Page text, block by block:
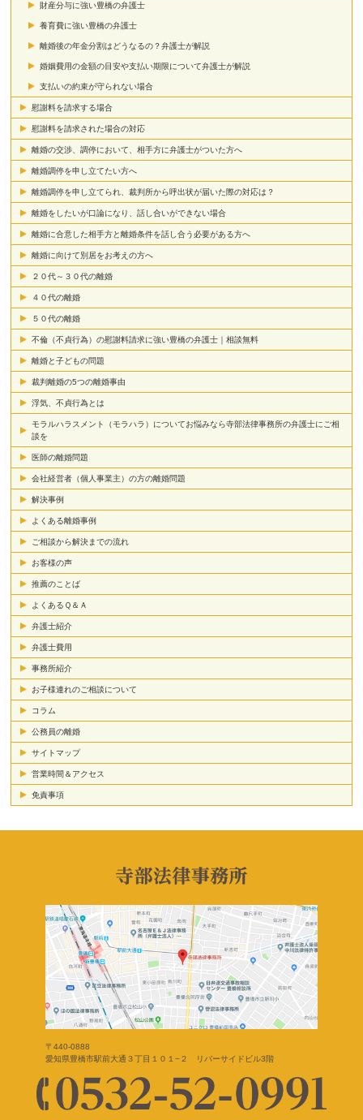
財産分与に強い豊橋の弁護士
養育費に強い豊橋の弁護士
離婚後の年金分割はどうなるの？弁護士が解説
婚姻費用の金額の目安や支払い期限について弁護士が解説
支払いの約束が守られない場合
慰謝料を請求する場合
慰謝料を請求された場合の対応
離婚の交渉、調停において、相手方に弁護士がついた方へ
離婚調停を申し立てたい方へ
離婚調停を申し立てられ、裁判所から呼出状が届いた際の対応は？
離婚をしたいが口論になり、話し合いができない場合
離婚に合意した相手方と離婚条件を話し合う必要がある方へ
離婚に向けて別居をお考えの方へ
２０代～３０代の離婚
４０代の離婚
５０代の離婚
不倫（不貞行為）の慰謝料請求に強い豊橋の弁護士｜相談無料
離婚と子どもの問題
裁判離婚の5つの離婚事由
浮気、不貞行為とは
モラルハラスメント（モラハラ）についてお悩みなら寺部法律事務所の弁護士にご相
談を
医師の離婚問題
会社経営者（個人事業主）の方の離婚問題
解決事例
よくある離婚事例
ご相談から解決までの流れ
お客様の声
推薦のことば
よくあるＱ＆Ａ
弁護士紹介
弁護士費用
事務所紹介
お子様連れのご相談について
コラム
公務員の離婚
サイトマップ
営業時間＆アクセス
免責事項
〒440-0888
愛知県豊橋市駅前大通３丁目１０１−２ リバーサイドビル3階